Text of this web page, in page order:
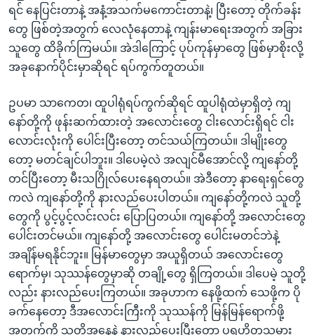
ရင် နေပြင်းတာနဲ့ အနံ့အသက်မကောင်းတာနဲ့၊ ပြီးတော့ တိုက်ခန်း
တွေ ဖြစ်တဲ့အတွက် လေလုံနေတာနဲ့ ကျန်းမာရေးအတွက် အခြား
သူတွေ ထိခိုက်ကြမယ်။ အဲဒါကြောင့် ပုပ်ကုန်မှာတွေ ဖြစ်မှာစိုးလို့
အခုနောက်ပိုင်းမှာဆိုရင် ရပ်ကွက်တူတယ်။
ဥပမာ သာကေတ၊ ထူပါရုံရပ်ကွက်ဆိုရင် ထူပါရုံထဲမှာရှိတဲ့ ကျ
နော်တို့ကို ဖုန်းဆက်ထားတဲ့ အလောင်းတွေ ငါးလောင်းရှိရင် ငါး
လောင်းလုံးကို ပေါင်းပြီးတော့ တင်သယ်ကြတယ်။ ဒါမျိုးတွေ
တော့ မတင်ချင်ပါဘူး။ ဒါပေမဲ့လဲ အလျင်မီအောင်လို့ ကျနော်တို့
တင်ပြီးတော့ မီးသဂြိုလ်ပေးနေရတယ်။ အဲဒီတော့ နာရေးရှင်တွေ
ကလဲ ကျနော်တို့ကို နားလည်ပေးပါတယ်။ ကျနော်တို့ကလဲ သူတို့
တွေကို ပွင့်ပွင့်လင်းလင်း ပြောပြတယ်။ ကျနော်တို့ အလောင်းတွေ
ပေါင်းတင်မယ်။ ကျနော်တို့ အလောင်းတွေ ပေါင်းမတင်ဘဲနဲ့
အချိန်မရနိုင်ဘူး။ မြန်မာတွေမှာ အယူရှိတယ် အလောင်းတွေ
ရောက်မှ၊ သုဿန်တွေမှာဆို တချို့တွေ ရှိကြတယ်။ ဒါပေမဲ့ သူတို့
လည်း နားလည်ပေးကြတယ်။ အခုဟာက နေဖို့ထက် သေဖို့က ပို
ခက်နေတော့ ဒီအလောင်းကြီးကို သုဿန်ကို မြန်မြန်ရောက်ဖို့
အတွက်ကို သူတို့အနေနဲ့ နားလည်ပေးပြီးတော့ ပရဟိတသမား